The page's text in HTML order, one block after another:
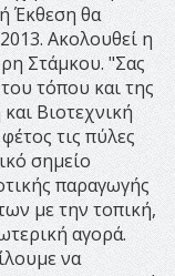
Έκθεση θα
Ακολουθεί η
Στάμκου. "Σας
τόπου και της
Βιοτεχνική
τις πύλες
σημείο
παραγωγής
με την τοπική,
αγορά.
να